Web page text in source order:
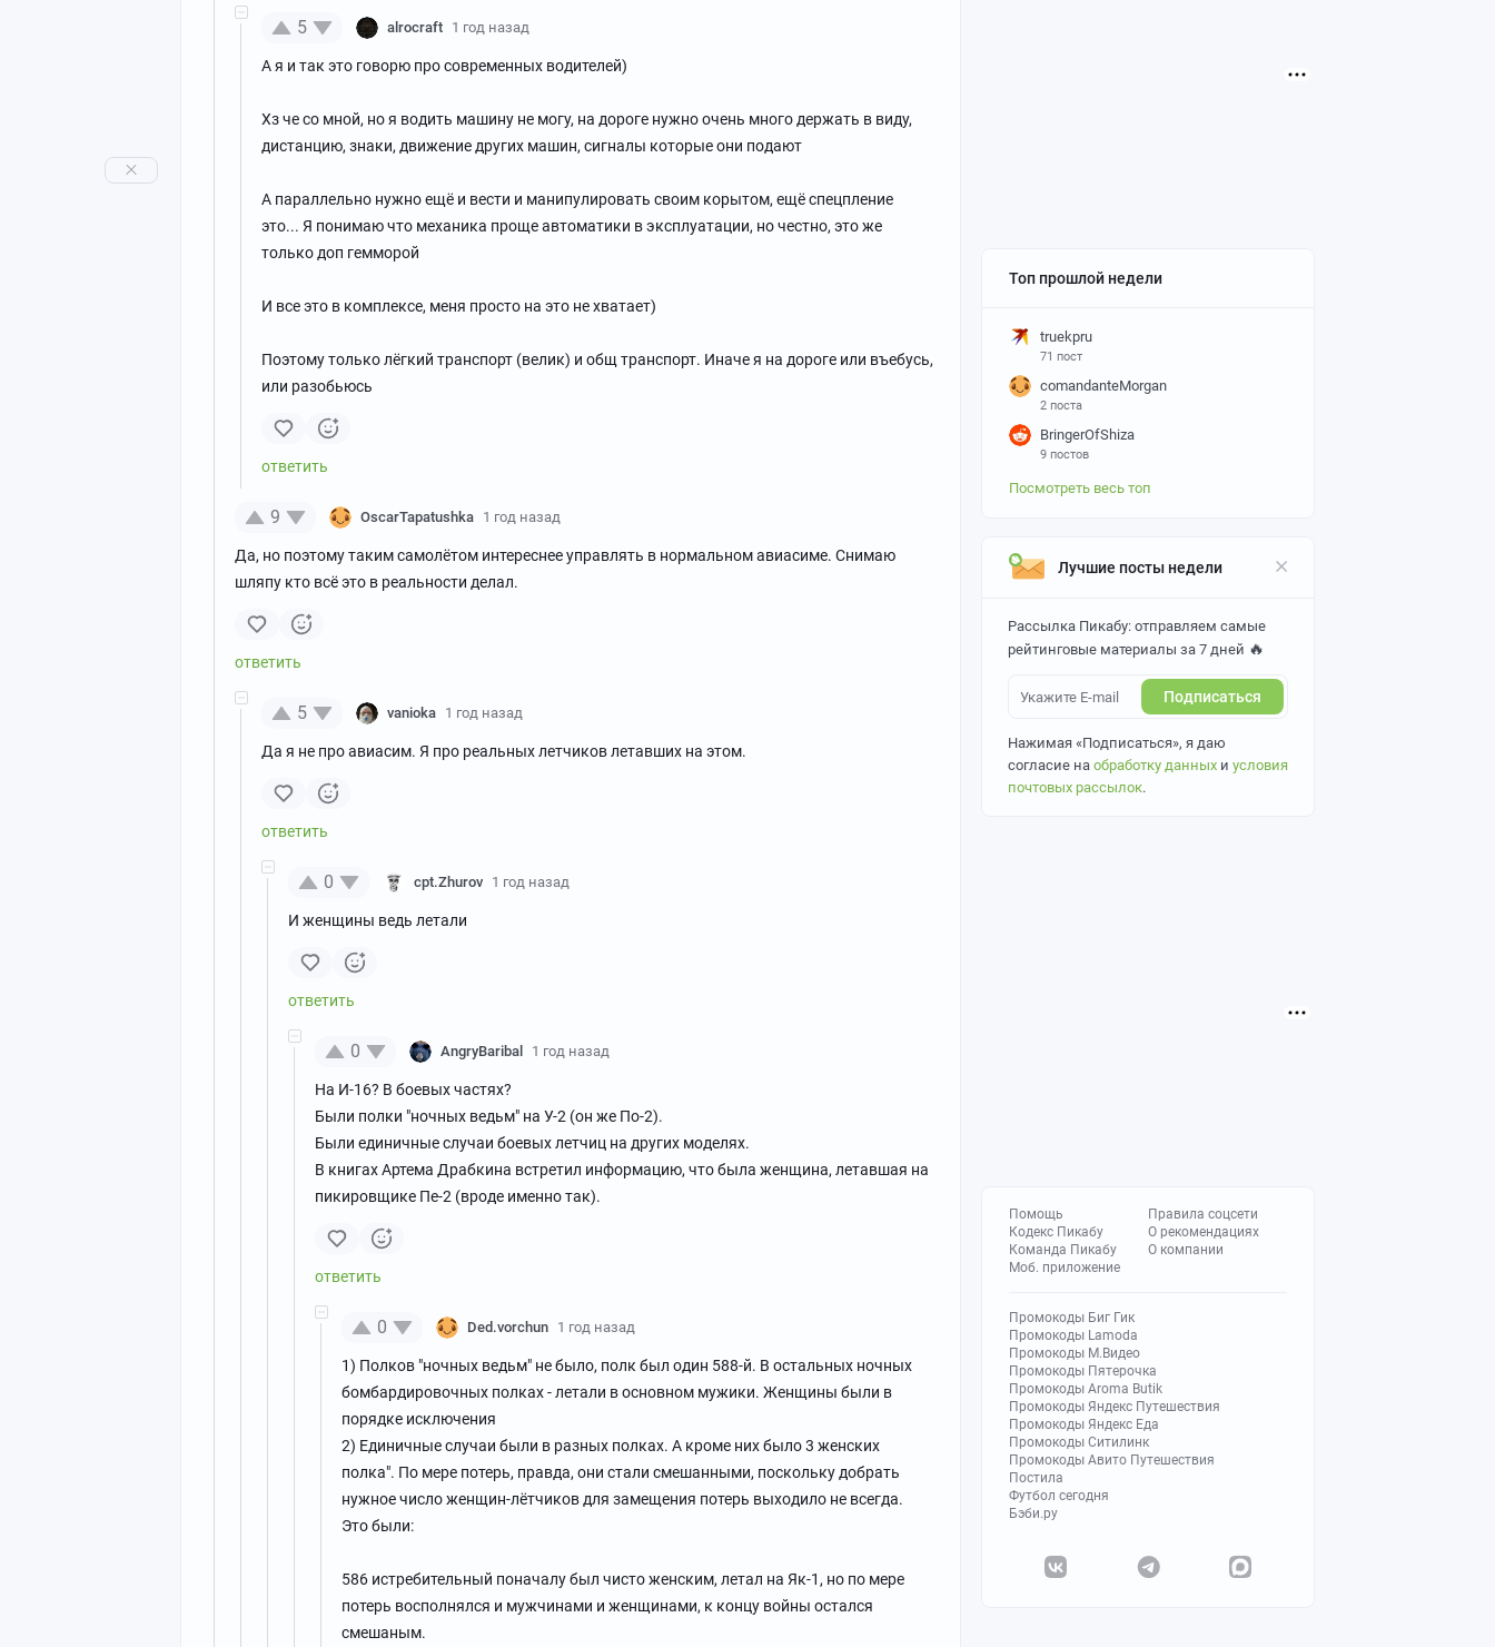
Топ прошлой недели
truekpru
71 пост
comandanteMorgan
2 поста
BringerOfShiza
9 постов
Посмотреть весь топ
Лучшие посты недели
Рассылка Пикабу: отправляем самые
рейтинговые материалы за 7 дней 🔥
Подписаться
Нажимая «Подписаться», я даю
согласие на обработку данных и условия
почтовых рассылок.
Помощь
Кодекс Пикабу
Команда Пикабу
Моб. приложение
Правила соцсети
О рекомендациях
О компании
Промокоды Биг Гик
Промокоды Lamoda
Промокоды М.Видео
Промокоды Пятерочка
Промокоды Aroma Butik
Промокоды Яндекс Путешествия
Промокоды Яндекс Еда
Промокоды Ситилинк
Промокоды Авито Путешествия
Постила
Футбол сегодня
Бэби.ру
5 alrocraft 1 год назад
А я и так это говорю про современных водителей)
Хз че со мной, но я водить машину не могу, на дороге нужно очень много держать в виду,
дистанцию, знаки, движение других машин, сигналы которые они подают
А параллельно нужно ещё и вести и манипулировать своим корытом, ещё спецпление
это... Я понимаю что механика проще автоматики в эксплуатации, но честно, это же
только доп гемморой
И все это в комплексе, меня просто на это не хватает)
Поэтому только лёгкий транспорт (велик) и общ транспорт. Иначе я на дороге или въебусь,
или разобьюсь
9 OscarTapatushka 1 год назад
Да, но поэтому таким самолётом интереснее управлять в нормальном авиасиме. Снимаю
шляпу кто всё это в реальности делал.
5 vanioka 1 год назад
Да я не про авиасим. Я про реальных летчиков летавших на этом.
0 cpt.Zhurov 1 год назад
И женщины ведь летали
0 AngryBaribal 1 год назад
На И-16? В боевых частях?
Были полки "ночных ведьм" на У-2 (он же По-2).
Были единичные случаи боевых летчиц на других моделях.
В книгах Артема Драбкина встретил информацию, что была женщина, летавшая на
пикировщике Пе-2 (вроде именно так).
0 Ded.vorchun 1 год назад
1) Полков "ночных ведьм" не было, полк был один 588-й. В остальных ночных
бомбардировочных полках - летали в основном мужики. Женщины были в
порядке исключения
2) Единичные случаи были в разных полках. А кроме них было 3 женских
полка". По мере потерь, правда, они стали смешанными, поскольку добрать
нужное число женщин-лётчиков для замещения потерь выходило не всегда.
Это были:
586 истребительный поначалу был чисто женским, летал на Як-1, но по мере
потерь восполнялся и мужчинами и женщинами, к концу войны остался
смешаным.